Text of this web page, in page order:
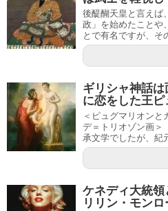
後醍醐天皇と言えば
政」を始めたことや
とで有名ですが、そ
ギリシャ神話
に恋をした王
＜ピュグマリオン
デ＝トリオゾン画＞
承文学でしたが、紀
ケネディ大統
リリン・モンロ